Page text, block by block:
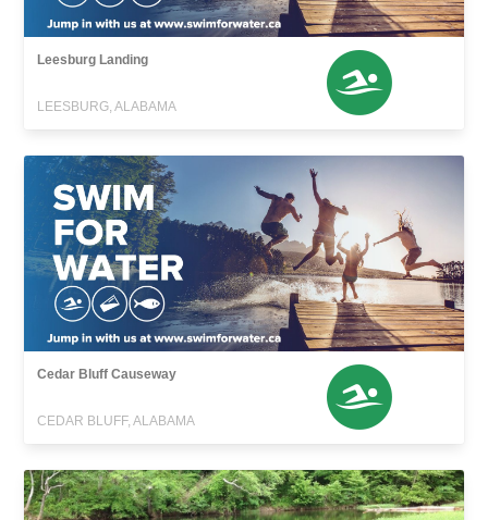
Leesburg Landing
LEESBURG, ALABAMA
Cedar Bluff Causeway
CEDAR BLUFF, ALABAMA